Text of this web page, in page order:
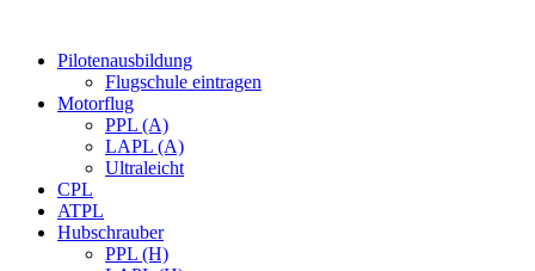
Pilotenausbildung
Flugschule eintragen
Motorflug
PPL (A)
LAPL (A)
Ultraleicht
CPL
ATPL
Hubschrauber
PPL (H)